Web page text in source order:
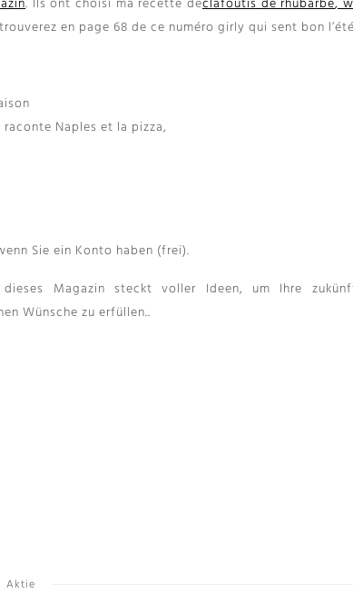
en page 68de ce numéro girly qui sent bon
Naples et la pizza,
Sie ein Konto haben (frei).
Magazin steckt voller Ideen, um Ihre
Wünsche zu erfüllen..
Aktie